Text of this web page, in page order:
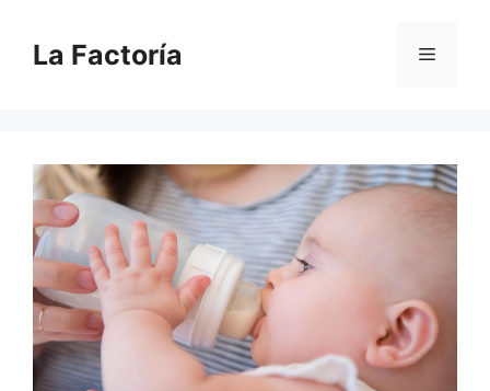
contenido
La Factoría Menú